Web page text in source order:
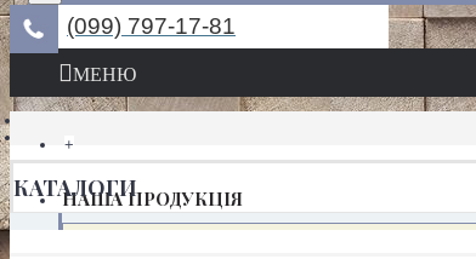
(099) 797-17-81
МЕНЮ
+
НАША ПРОДУКЦІЯ
КАТАЛОГИ